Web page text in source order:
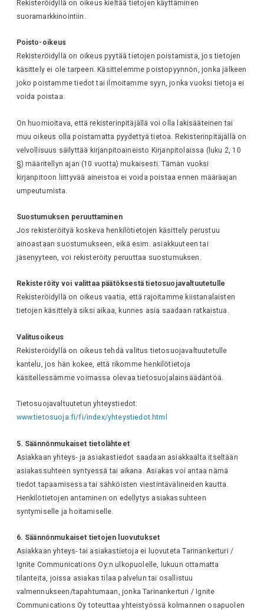
Rekisteröidyllä on oikeus kieltää tietojen käyttäminen
suoramarkkinointiin.
Poisto-oikeus
Rekisteröidyllä on oikeus pyytää tietojen poistamista, jos tietojen
käsittely ei ole tarpeen. Käsittelemme poistopyynnön, jonka jälkeen
joko poistamme tiedot tai ilmoitamme syyn, jonka vuoksi tietoja ei
voida poistaa.
On huomioitava, että rekisterinpitäjällä voi olla lakisääteinen tai
muu oikeus olla poistamatta pyydettyä tietoa. Rekisterinpitäjällä on
velvollisuus säilyttää kirjanpitoaineisto Kirjanpitolaissa (luku 2, 10
§) määritellyn ajan (10 vuotta) mukaisesti. Tämän vuoksi
kirjanpitoon liittyvää aineistoa ei voida poistaa ennen määräajan
umpeutumista.
Suostumuksen peruuttaminen
Jos rekisteröityä koskeva henkilötietojen käsittely perustuu
ainoastaan suostumukseen, eikä esim. asiakkuuteen tai
jäsenyyteen, voi rekisteröity peruuttaa suostumuksen.
Rekisteröity voi valittaa päätöksestä tietosuojavaltuutetulle
Rekisteröidyllä on oikeus vaatia, että rajoitamme kiistanalaisten
tietojen käsittelyä siksi aikaa, kunnes asia saadaan ratkaistua.
Valitusoikeus
Rekisteröidyllä on oikeus tehdä valitus tietosuojavaltuutetulle
kantelu, jos hän kokee, että rikomme henkilötietoja
käsitellessämme voimassa olevaa tietosuojalainsäädäntöä.
Tietosuojavaltuutetun yhteystiedot:
www.tietosuoja.fi/fi/index/yhteystiedot.html
5. Säännönmukaiset tietolähteet
Asiakkaan yhteys- ja asiakastiedot saadaan asiakkaalta itseltään
asiakassuhteen syntyessä tai aikana. Asiakas voi antaa nämä
tiedot tapaamisessa tai sähköisten viestintävälineiden kautta.
Henkilötietojen antaminen on edellytys asiakassuhteen
syntymiselle ja hoitamiselle.
6. Säännönmukaiset tietojen luovutukset
Asiakkaan yhteys- tai asiakastietoja ei luovuteta Tarinankerturi /
Ignite Communications Oy:n ulkopuolelle, lukuun ottamatta
tilanteita, joissa asiakas tilaa palvelun tai osallistuu
valmennukseen/tapahtumaan, jonka Tarinankerturi / Ignite
Communications Oy toteuttaa yhteistyössä kolmannen osapuolen